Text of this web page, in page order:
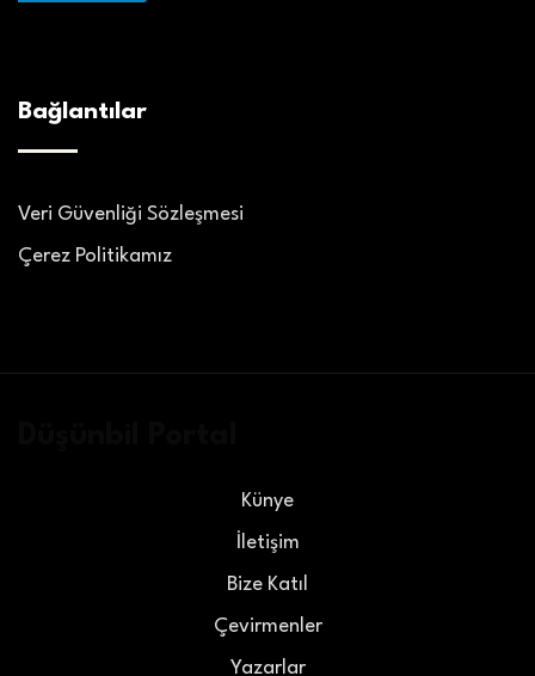
Bağlantılar
Veri Güvenliği Sözleşmesi
Çerez Politikamız
Künye
İletişim
Bize Katıl
Çevirmenler
Yazarlar